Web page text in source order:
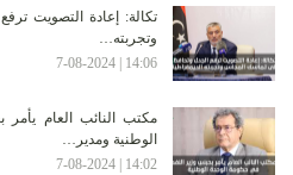
تكالة: إعادة التصويت
وتجربته…
14:06 | 7-08-2024
مكتب النائب العام
الوطنية ومدير…
14:02 | 7-08-2024